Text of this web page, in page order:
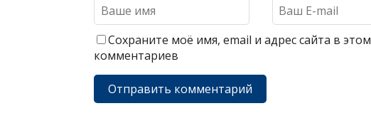
Сохраните моё имя, email и адрес сайта в
комментариев